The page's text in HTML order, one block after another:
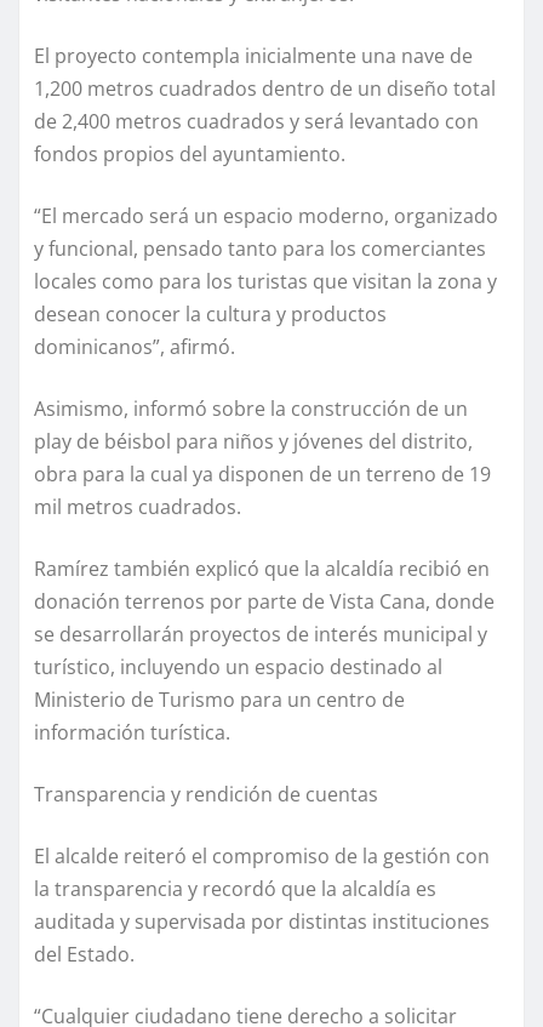
El proyecto contempla inicialmente una nave de
1,200 metros cuadrados dentro de un diseño total
de 2,400 metros cuadrados y será levantado con
fondos propios del ayuntamiento.
“El mercado será un espacio moderno, organizado
y funcional, pensado tanto para los comerciantes
locales como para los turistas que visitan la zona y
desean conocer la cultura y productos
dominicanos”, afirmó.
Asimismo, informó sobre la construcción de un
play de béisbol para niños y jóvenes del distrito,
obra para la cual ya disponen de un terreno de 19
mil metros cuadrados.
Ramírez también explicó que la alcaldía recibió en
donación terrenos por parte de Vista Cana, donde
se desarrollarán proyectos de interés municipal y
turístico, incluyendo un espacio destinado al
Ministerio de Turismo para un centro de
información turística.
Transparencia y rendición de cuentas
El alcalde reiteró el compromiso de la gestión con
la transparencia y recordó que la alcaldía es
auditada y supervisada por distintas instituciones
del Estado.
“Cualquier ciudadano tiene derecho a solicitar